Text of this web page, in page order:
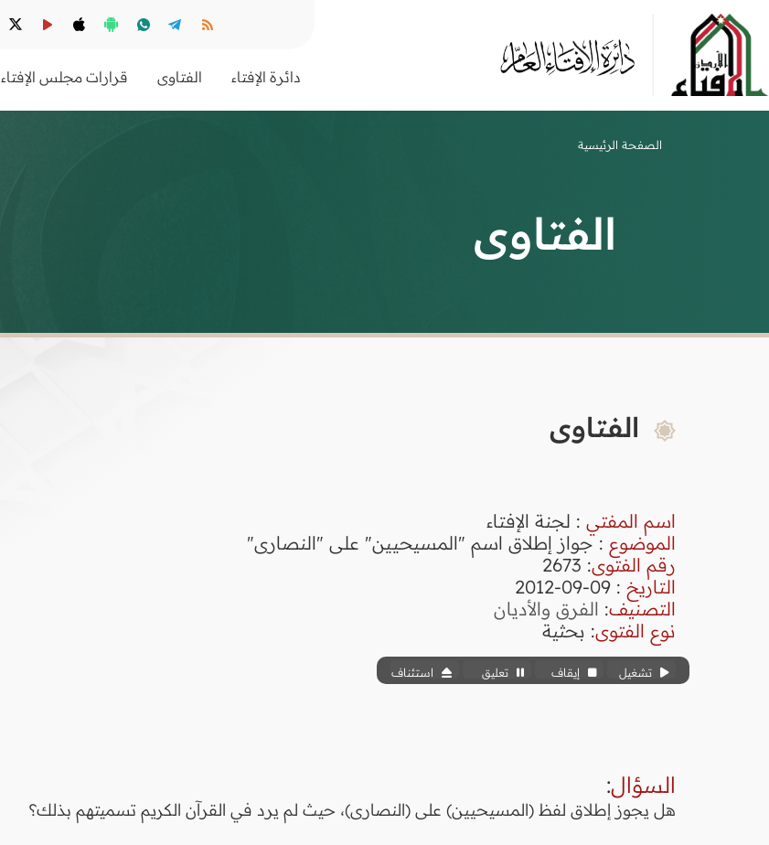
دائرة الإفتاء الفتاوى قرارات مجلس الإفتاء
الصفحة الرئيسية
الفتاوى
الفتاوى
اسم المفتي : لجنة الإفتاء
الموضوع : جواز إطلاق اسم "المسيحيين" على "النصارى"
رقم الفتوى:
2673
التاريخ : 09-09-2012
التصنيف: الفرق والأديان
نوع الفتوى: بحثية
تشغيل إيقاف تعليق استئناف
السؤال:
هل يجوز إطلاق لفظ (المسيحيين) على (النصارى)، حيث لم يرد في القرآن الكريم تسميتهم بذلك؟